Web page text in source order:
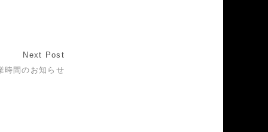
Next Post
時間のお知らせ